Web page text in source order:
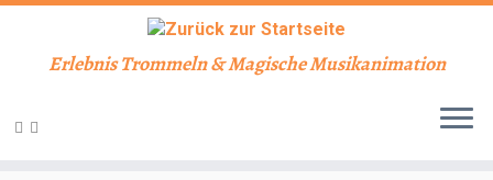
Zum
Erlebnis Trommeln & Magische Musikanimation